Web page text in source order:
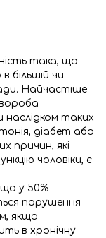
така, що
більшій чи
Найчастіше
наслідком таких
діабет або
причин, які
чоловіки, є
у 50%
порушення
якщо
в хронічну